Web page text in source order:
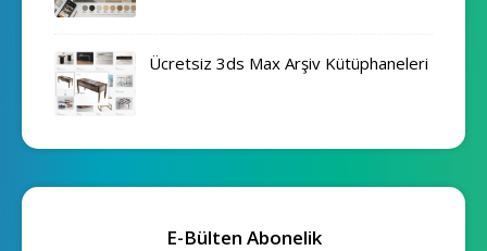
Ücretsiz 3ds Max Arşiv Kütüphaneleri
E-Bülten Abonelik